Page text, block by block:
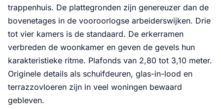
trappenhuis. De plattegronden zijn genereuzer dan de
bovenetages in de vooroorlogse arbeiderswijken. Drie
tot vier kamers is de standaard. De erkerramen
verbreden de woonkamer en geven de gevels hun
karakteristieke ritme. Plafonds van 2,80 tot 3,10 meter.
Originele details als schuifdeuren, glas-in-lood en
terrazzovloeren zijn in veel woningen bewaard
gebleven.